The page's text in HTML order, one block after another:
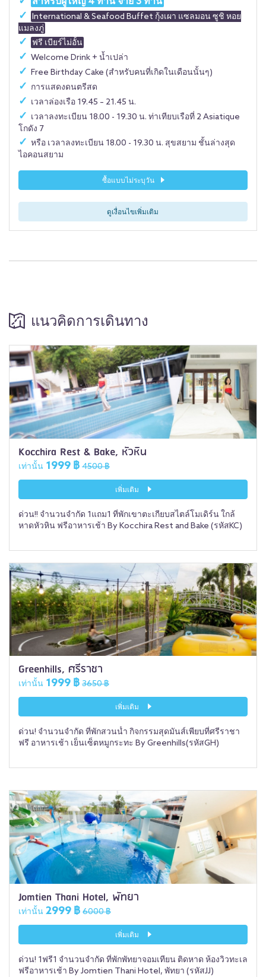
International & Seafood Buffet กุ้งเผา แซลมอน ซูชิ หอย
แมลงภู่
ฟรี เบียร์ไม่อั้น
Welcome Drink + น้ำเปล่า
Free Birthday Cake (สำหรับคนที่เกิดในเดือนนั้นๆ)
การแสดงดนตรีสด
เวลาล่องเรือ 19.45 – 21.45 น.
เวลาลงทะเบียน 18.00 - 19.30 น. ท่าเทียบเรือที่ 2 Asiatique
โกดัง 7
หรือ เวลาลงทะเบียน 18.00 - 19.30 น. สุขสยาม ชั้นล่างสุด
ไอคอนสยาม
ซื้อแบบไม่ระบุวัน
ดูเงื่อนไขเพิ่มเติม
แนวคิดการเดินทาง
Kocchira Rest & Bake, หัวหิน
เท่านั้น 1999 ฿ 4500 ฿
เพิ่มเติม
ด่วน!! จำนวนจำกัด 1แถม1 ที่พักเขาตะเกียบสไตล์โมเดิร์น ใกล้
หาดหัวหิน ฟรีอาหารเช้า By Kocchira Rest and Bake (รหัสKC)
Greenhills, ศรีราชา
เท่านั้น 1999 ฿ 3650 ฿
เพิ่มเติม
ด่วน! จำนวนจำกัด ที่พักสวนน้ำ กิจกรรมสุดมันส์เพียบที่ศรีราชา
ฟรี อาหารเช้า เย็นเซ็ตหมูกระทะ By Greenhills(รหัสGH)
Jomtien Thani Hotel, พัทยา
เท่านั้น 2999 ฿ 6000 ฿
เพิ่มเติม
ด่วน! 1ฟรี1 จำนวนจำกัด ที่พักพัทยาจอมเทียน ติดหาด ห้องวิวทะเล
ฟรีอาหารเช้า By Jomtien Thani Hotel, พัทยา (รหัสJJ)